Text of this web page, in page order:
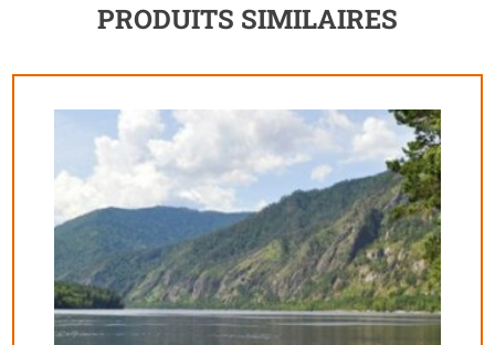
PRODUITS SIMILAIRES